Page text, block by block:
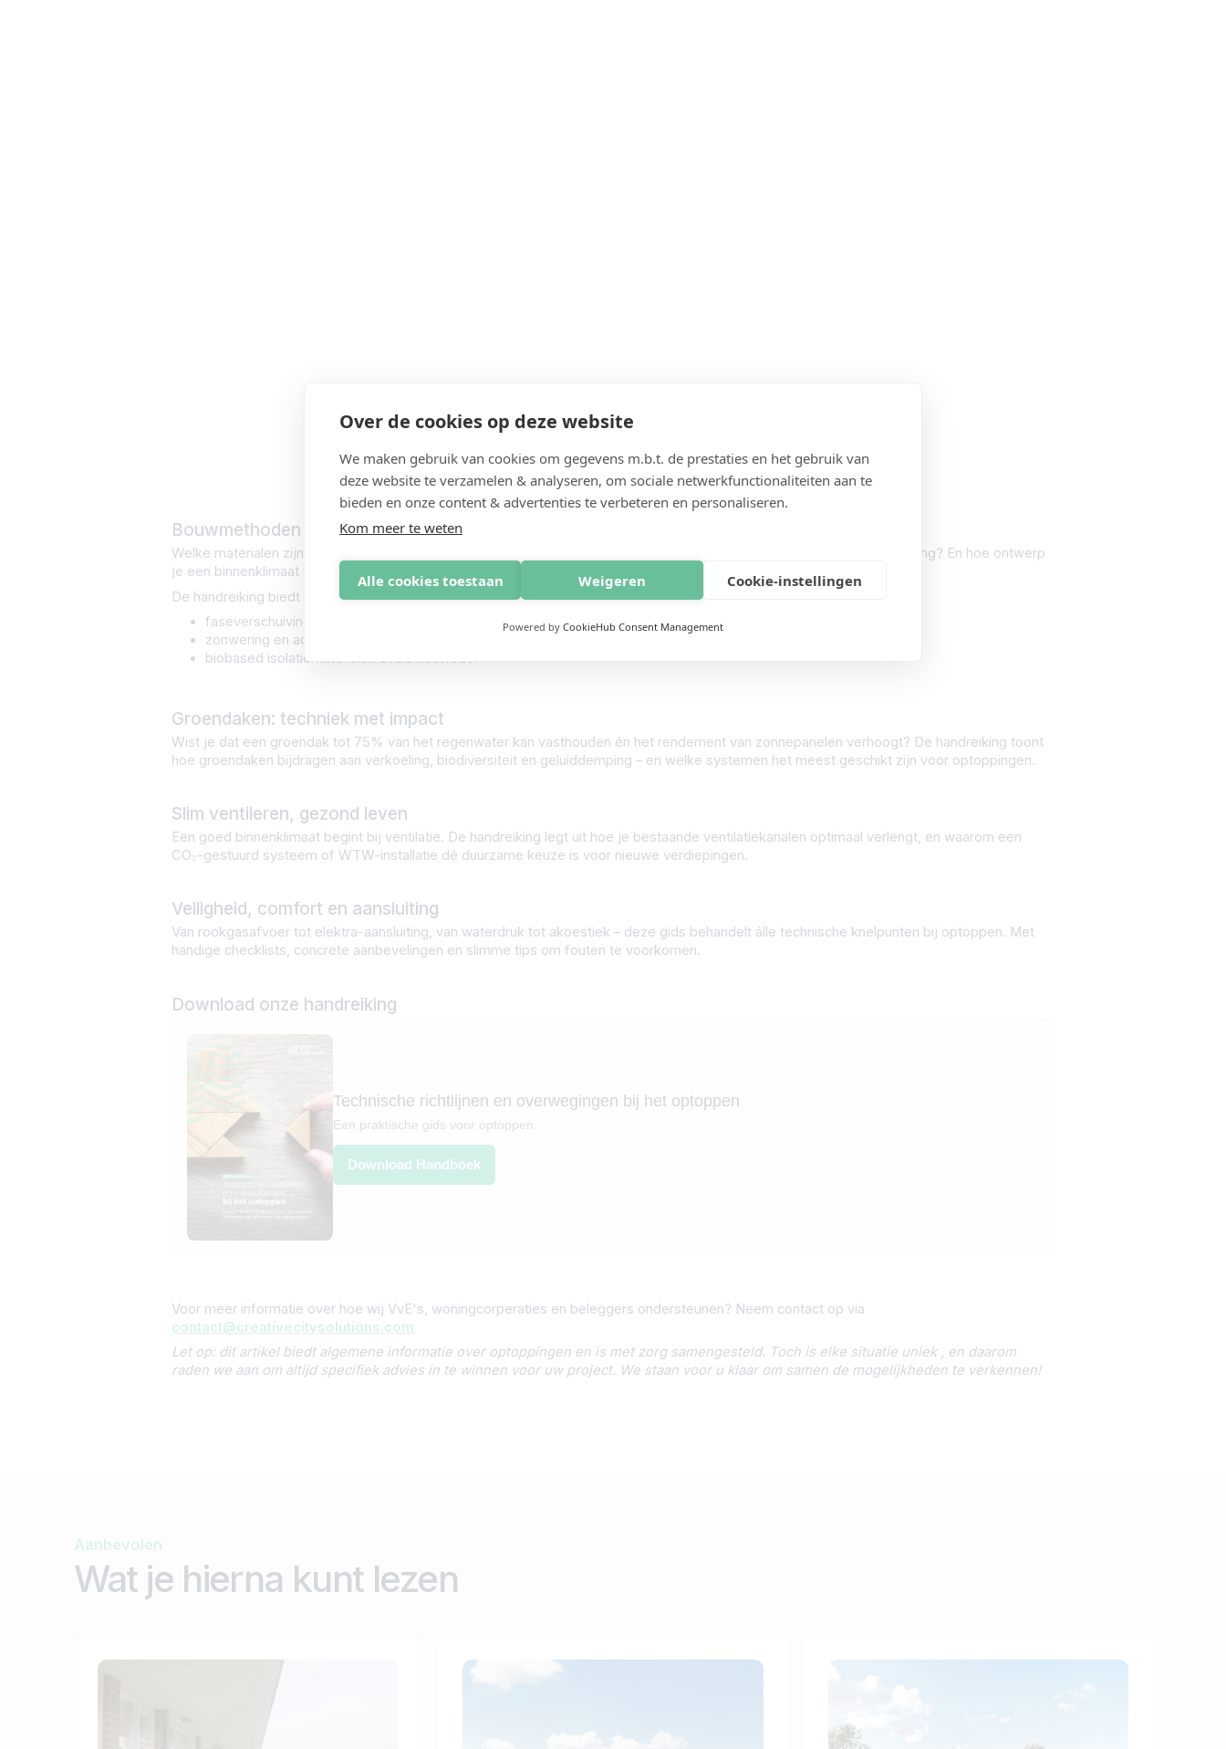
Bouwmethoden die werken
Welke materialen zijn licht genoeg voor de bestaande constructie? Hoe voorkom je oververhitting in een houten optopping? En hoe ontwerp
je een binnenklimaat waarin bewoners zich écht prettig voelen?
De handreiking biedt praktische inzichten over:
faseverschuiving en temperatuur-demping
zonwering en actieve koeling
biobased isolatiematerialen zoals houtvezel
Groendaken: techniek met impact
Wist je dat een groendak tot 75% van het regenwater kan vasthouden én het rendement van zonnepanelen verhoogt? De handreiking toont
hoe groendaken bijdragen aan verkoeling, biodiversiteit en geluiddemping – en welke systemen het meest geschikt zijn voor optoppingen.
Slim ventileren, gezond leven
Een goed binnenklimaat begint bij ventilatie. De handreiking legt uit hoe je bestaande ventilatiekanalen optimaal verlengt, en waarom een
CO₂-gestuurd systeem of WTW-installatie dé duurzame keuze is voor nieuwe verdiepingen.
Veiligheid, comfort en aansluiting
Van rookgasafvoer tot elektra-aansluiting, van waterdruk tot akoestiek – deze gids behandelt álle technische knelpunten bij optoppen. Met
handige checklists, concrete aanbevelingen en slimme tips om fouten te voorkomen.
Download onze handreiking
Technische richtlijnen en overwegingen bij het optoppen
Een praktische gids voor optoppen.
Download Handboek
Voor meer informatie over hoe wij VvE's, woningcorperaties en beleggers ondersteunen? Neem contact op via
contact@creativecitysolutions.com
Let op: dit artikel biedt algemene informatie over optoppingen en is met zorg samengesteld. Toch is elke situatie uniek , en daarom
raden we aan om altijd specifiek advies in te winnen voor uw project. We staan voor u klaar om samen de mogelijkheden te verkennen!
Aanbevolen
Wat je hierna kunt lezen
Over de cookies op deze website
We maken gebruik van cookies om gegevens m.b.t. de prestaties en het gebruik van
deze website te verzamelen & analyseren, om sociale netwerkfunctionaliteiten aan te
bieden en onze content & advertenties te verbeteren en personaliseren.
Kom meer te weten
Alle cookies toestaan Weigeren Cookie-instellingen
Powered by CookieHub Consent Management